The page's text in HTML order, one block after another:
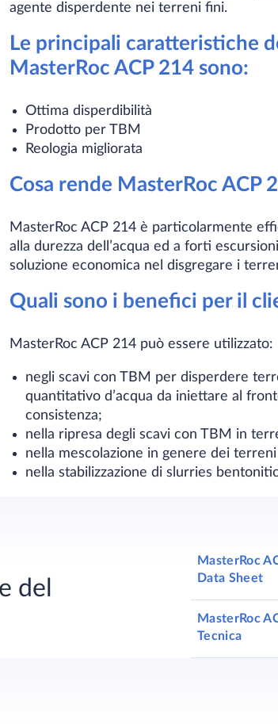
agente disperdente nei terreni fini.
Le principali caratteristiche
MasterRoc ACP 214 sono:
Ottima disperdibilità
Prodotto per TBM
Reologia migliorata
Cosa rende MasterRoc ACP
MasterRoc ACP 214 è particolarmente
alla durezza dell’acqua ed a forti
soluzione economica nel disgregare i
Quali sono i benefici per il
MasterRoc ACP 214 può essere utilizzato:
negli scavi con TBM per disperdere
quantitativo d’acqua da iniettare al
consistenza;
nella ripresa degli scavi con TBM in
nella mescolazione in genere dei
nella stabilizzazione di slurries
del
MasterRoc
Data Sheet
MasterRoc
Tecnica